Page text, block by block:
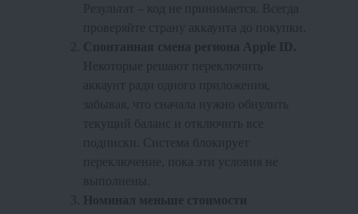
Результат – код не принимается. Всегда
проверяйте страну аккаунта до покупки.
Спонтанная смена региона Apple ID.
аккаунт ради одного приложения,
забывая, что сначала нужно обнулить
текущий баланс и отключить все
подписки. Система блокирует
переключение, пока эти условия не